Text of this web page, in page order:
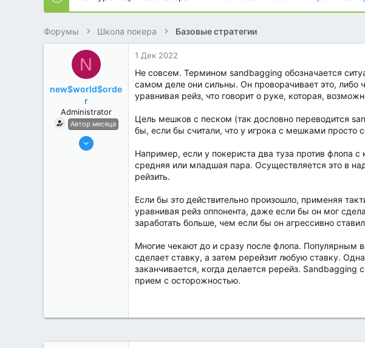
а
Форумы Школа покера Базовые стратегии
N
new$world$orde
r
Administrator
Автор месяца
27 Май 2022
1 Дек 2022
Не совсем. Термином sandbagging обозначается
самом деле они сильны. Он проворачивает это, либо
уравнивая рейз, что говорит о руке, которая,
Цель мешков с песком (так дословно переводится
бы, если бы считали, что у игрока с мешками просто
Например, если у покериста два туза против флопа
средняя или младшая пара. Осуществляется это в
рейзить.
Если бы это действительно произошло, применяя
уравнивая рейз оппонента, даже если бы он мог
заработать больше, чем если бы он агрессивно
Многие чекают до и сразу после флопа. Популярным
сделает ставку, а затем ререйзит любую ставку.
заканчивается, когда делается ререйз. Sandbagging
прием с осторожностью.